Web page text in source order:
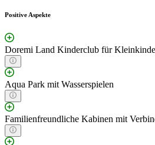
Positive Aspekte
Doremi Land Kinderclub für
Aqua Park mit Wasserspielen
Familienfreundliche Kabinen mit